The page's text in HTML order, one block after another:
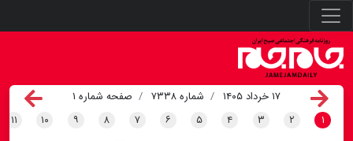
۱۷ خرداد ۱۴۰۵ شماره ۷۳۳۸
صفحه شماره ۱
۱
۲ ۳ ۴ ۵ ۶ ۷ ۸ ۹ ۱۰ ۱۱